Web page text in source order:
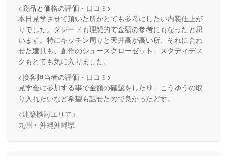
<商品と価格の評価・口コミ>
本日見学させて頂いた所がとても参考にしたい内装仕上が
りでした。グレードも理想的で金額の参考にもなったと思
います。特にキッチン周りと天井高が高い所、それに合わ
せた建具も、創作のシューズクローゼット、スタディデス
クもとても気に入りました。
<接客担当者の評価・口コミ>
見学会に参加する事で金額の確認をしたり、こうゆうの取
り入れたいなど希望も話せたので良かったどす。
<建築検討エリア>
九州・沖縄沖縄県